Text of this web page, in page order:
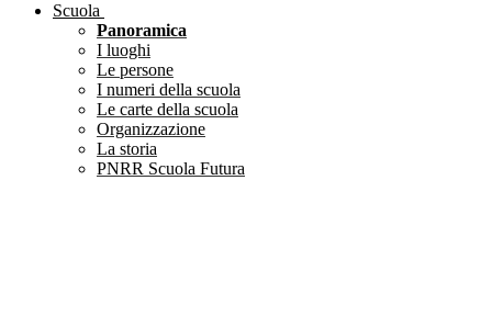
Scuola
Panoramica
I luoghi
Le persone
I numeri della scuola
Le carte della scuola
Organizzazione
La storia
PNRR Scuola Futura